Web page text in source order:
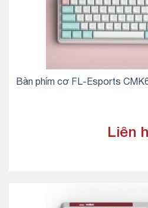
Bàn phím cơ FL-Esports
Liên